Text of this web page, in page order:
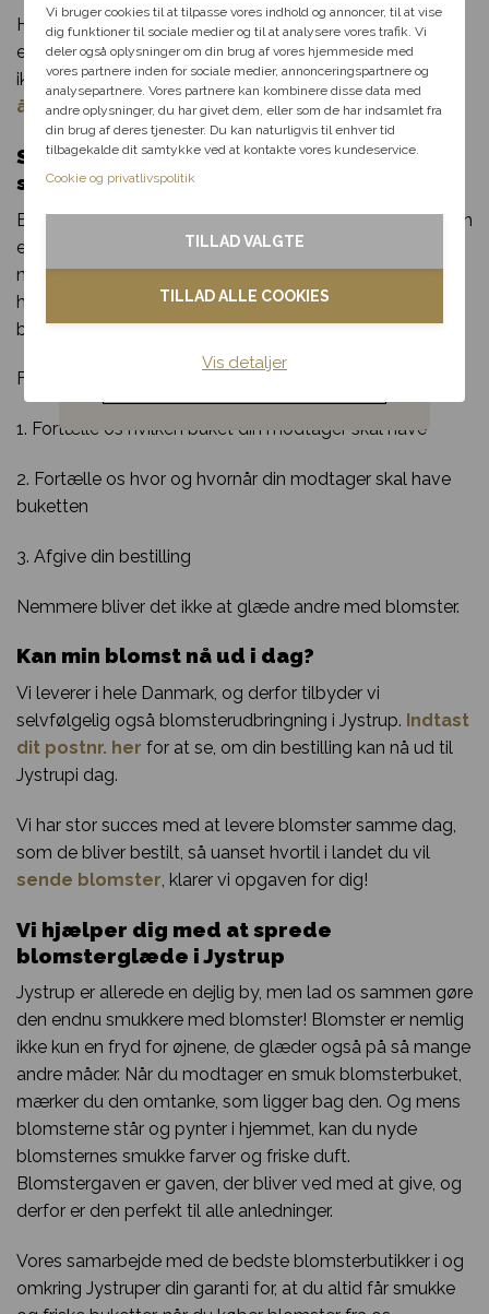
Vi bruger cookies til at tilpasse vores indhold og annoncer, til at vise
dig funktioner til sociale medier og til at analysere vores trafik. Vi
deler også oplysninger om din brug af vores hjemmeside med
vores partnere inden for sociale medier, annonceringspartnere og
analysepartnere. Vores partnere kan kombinere disse data med
andre oplysninger, du har givet dem, eller som de har indsamlet fra
din brug af deres tjenester. Du kan naturligvis til enhver tid
tilbagekalde dit samtykke ved at kontakte vores kundeservice.
Cookie og privatlivspolitik
TILLAD ALLE COOKIES
TILLAD VALGTE
Vis detaljer
Har du spørgsmål til din bestilling, udvalget af blomster
eller særlige ønsker til din blomsterdekoration? Så tøv
ikke med at kontakte os per telefon eller mail i vores
åbningstid.
Send blomster til Jystrup– levering
samme dag
Bloomit gør blomsterudbringning i Jystruplige så let som
en leg. Alt du skal gøre, er at klikke et par gange med
musen og indtaste de nødvendige informationer. Når du
har gjort det, kan vi klargøre og sende din smukke
blomsterlevering til en heldig i Jystrup!
For at lægge en bestilling skal du:
1. Fortælle os hvilken buket din modtager skal have
2. Fortælle os hvor og hvornår din modtager skal have
buketten
3. Afgive din bestilling
Nemmere bliver det ikke at glæde andre med blomster.
Kan min blomst nå ud i dag?
Vi leverer i hele Danmark, og derfor tilbyder vi
selvfølgelig også blomsterudbringning i Jystrup. Indtast
dit postnr. her for at se, om din bestilling kan nå ud til
Jystrupi dag.
Vi har stor succes med at levere blomster samme dag,
som de bliver bestilt, så uanset hvortil i landet du vil
sende blomster, klarer vi opgaven for dig!
Vi hjælper dig med at sprede
blomsterglæde i Jystrup
Jystrup er allerede en dejlig by, men lad os sammen gøre
den endnu smukkere med blomster! Blomster er nemlig
ikke kun en fryd for øjnene, de glæder også på så mange
andre måder. Når du modtager en smuk blomsterbuket,
mærker du den omtanke, som ligger bag den. Og mens
blomsterne står og pynter i hjemmet, kan du nyde
blomsternes smukke farver og friske duft.
Blomstergaven er gaven, der bliver ved med at give, og
derfor er den perfekt til alle anledninger.
Vores samarbejde med de bedste blomsterbutikker i og
omkring Jystruper din garanti for, at du altid får smukke
passer til dig, så hjælper vi
dig videre med at finde den
perfekte rabat til dit svar.
Fødselsdag
Tak & omtanke
Kondolence
Blomster til hjemmet
Noget andet